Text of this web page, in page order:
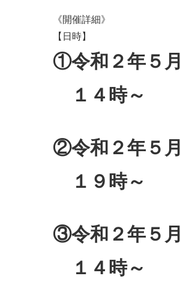
《開催詳細》
【日時】
①令和２年５
１４時～
②令和２年５
１９時～
③令和２年５
１４時～